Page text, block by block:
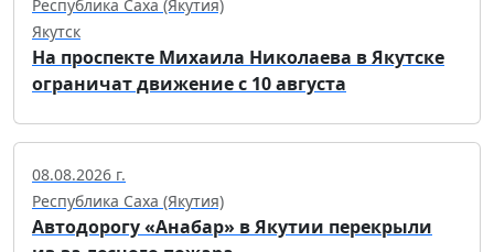
Республика Саха (Якутия)
Якутск
На проспекте Михаила Николаева в Якутске
ограничат движение с 10 августа
08.08.2026 г.
Республика Саха (Якутия)
Автодорогу «Анабар» в Якутии перекрыли